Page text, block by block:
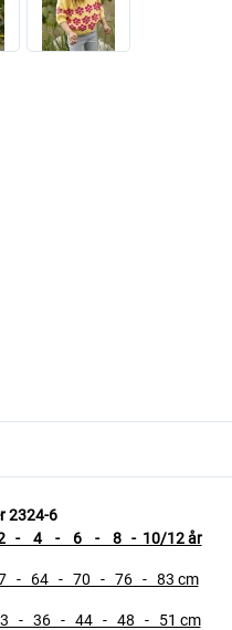
2324-6
- 6 - 8 - 10/12 år
64 - 70 - 76 - 83 cm
- 44 - 48 - 51 cm